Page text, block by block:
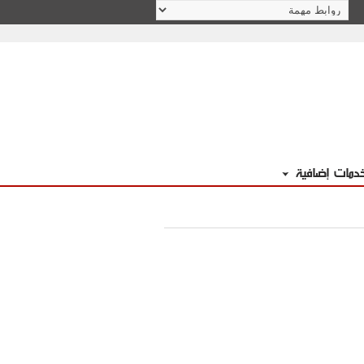
إضافية